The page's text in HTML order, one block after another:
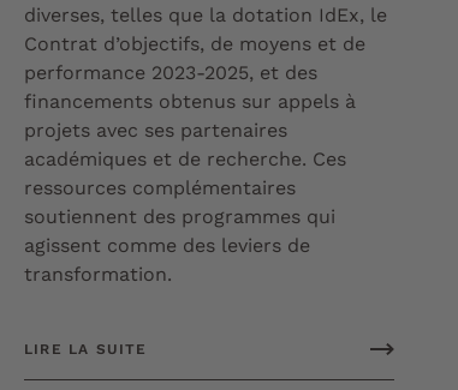
diverses, telles que la dotation IdEx, le
Contrat d’objectifs, de moyens et de
performance 2023-2025, et des
financements obtenus sur appels à
projets avec ses partenaires
académiques et de recherche. Ces
ressources complémentaires
soutiennent des programmes qui
agissent comme des leviers de
transformation.
LIRE LA SUITE